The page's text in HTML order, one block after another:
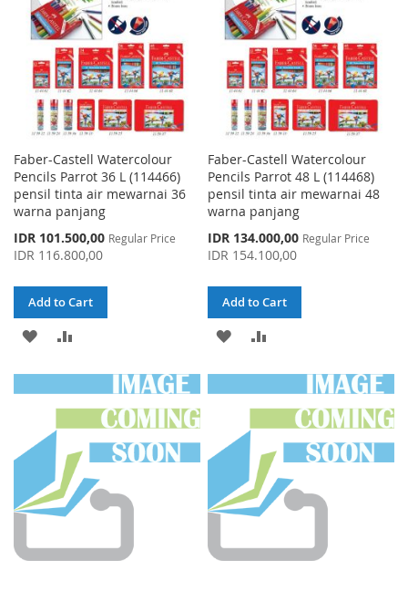
Faber-Castell Watercolour
Pencils Parrot 36 L (114466)
pensil tinta air mewarnai 36
warna panjang
Special
Price
IDR 101.500,00 Regular Price
IDR 116.800,00
Add to Cart
ADD
WISH
LIST
COMPARE
Faber-Castell Watercolour
Pencils Parrot 48 L (114468)
pensil tinta air mewarnai 48
warna panjang
Special
Price
IDR 134.000,00 Regular Price
IDR 154.100,00
Add to Cart
ADD
WISH
LIST
COMPARE